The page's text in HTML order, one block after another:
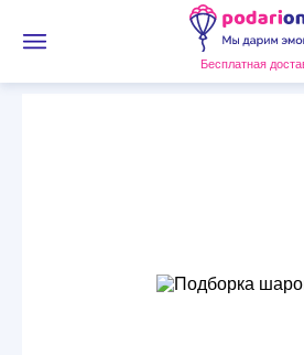
Бесплатная